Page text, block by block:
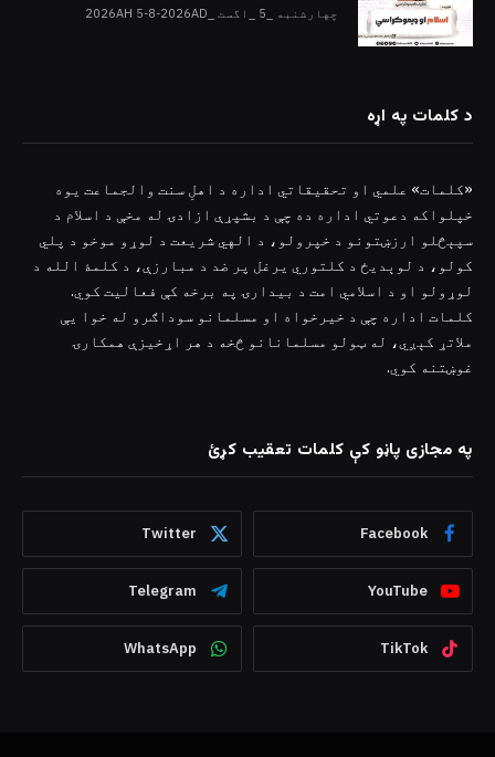
چهارشنبه _5 _اگست _2026AH 5-8-2026AD
د کلمات په اړه
«کلمات» علمي او تحقیقاتي اداره د اهلِ سنت والجماعت یوه
خپلواکه دعوتي اداره ده چې د بشپړې ازادۍ له مخې د اسلام د
سپېڅلو ارزښتونو د خپرولو، د الهي شریعت د لوړو موخو د پلي
کولو، د لوېدیځ د کلتوري یرغل پر ضد د مبارزې، د کلمۀ الله د
لوړولو او د اسلامي امت د بیدارۍ په برخه کې فعالیت کوي.
کلمات اداره چې د خیرخواه او مسلمانو سوداګرو له خوا یې
ملاتړ کېږي، له ټولو مسلمانانو څخه د هر اړخیزې همکارۍ
غوښتنه کوي.
په مجازی پاڼو کې کلمات تعقیب کړئ
Facebook
Twitter
YouTube
Telegram
TikTok
WhatsApp